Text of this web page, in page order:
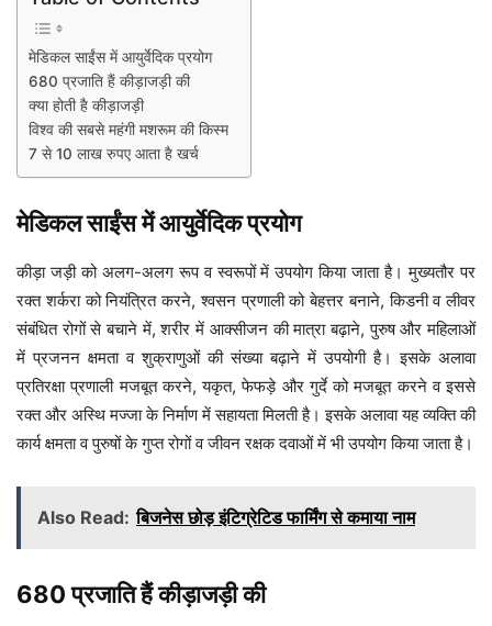
मेडिकल साईंस में आयुर्वेदिक प्रयोग
680 प्रजाति हैं कीड़ाजड़ी की
क्या होती है कीड़ाजड़ी
विश्व की सबसे महंगी मशरूम की किस्म
7 से 10 लाख रुपए आता है खर्च
मेडिकल साईंस में आयुर्वेदिक प्रयोग
कीड़ा जड़ी को अलग-अलग रूप व स्वरूपों में उपयोग किया जाता है। मुख्यतौर पर
रक्त शर्करा को नियंत्रित करने, श्वसन प्रणाली को बेहत्तर बनाने, किडनी व लीवर
संबंधित रोगों से बचाने में, शरीर में आक्सीजन की मात्रा बढ़ाने, पुरुष और महिलाओं
में प्रजनन क्षमता व शुक्राणुओं की संख्या बढ़ाने में उपयोगी है। इसके अलावा
प्रतिरक्षा प्रणाली मजबूत करने, यकृत, फेफड़े और गुर्दे को मजबूत करने व इससे
रक्त और अस्थि मज्जा के निर्माण में सहायता मिलती है। इसके अलावा यह व्यक्ति की
कार्य क्षमता व पुरुषों के गुप्त रोगों व जीवन रक्षक दवाओं में भी उपयोग किया जाता है।
Also Read: बिजनेस छोड़ इंटिग्रेटिड फार्मिंग से कमाया नाम
680 प्रजाति हैं कीड़ाजड़ी की